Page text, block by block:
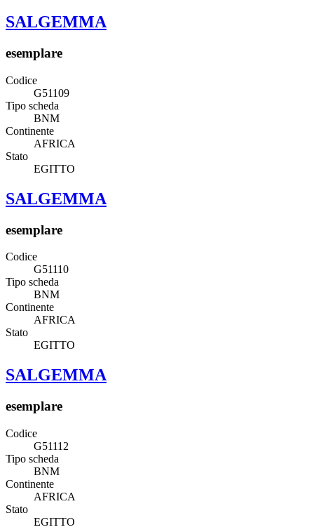
SALGEMMA
esemplare
Codice
G51109
Tipo scheda
BNM
Continente
AFRICA
Stato
EGITTO
SALGEMMA
esemplare
Codice
G51110
Tipo scheda
BNM
Continente
AFRICA
Stato
EGITTO
SALGEMMA
esemplare
Codice
G51112
Tipo scheda
BNM
Continente
AFRICA
Stato
EGITTO